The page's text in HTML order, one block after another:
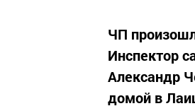
ЧП
Инспектор
Александр
домой в